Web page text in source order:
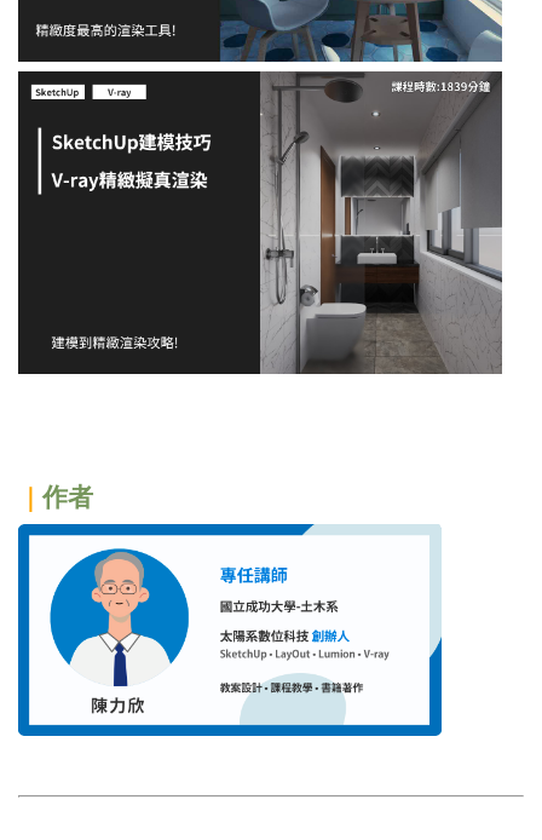
｜作者